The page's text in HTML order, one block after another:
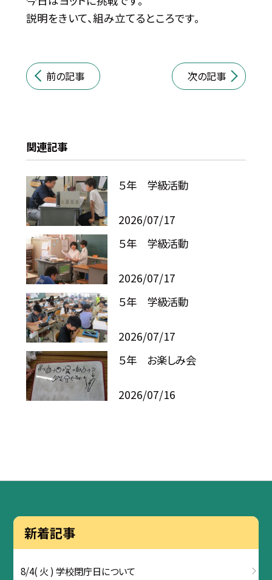
説明をきいて、組み立てるところです。
前の記事 次の記事
関連記事
５年 学級活動
2026/07/17
５年 学級活動
2026/07/17
５年 学級活動
2026/07/17
５年 お楽しみ会
2026/07/16
新着記事
8/4( 火 ) 学校閉庁日について